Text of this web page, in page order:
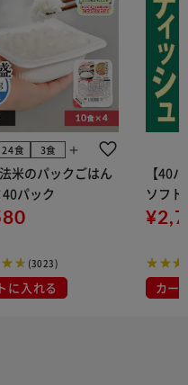
24食 3食 add
米のパックごはん
パック
(3023)
に入れる
【40
ソフ
組) 5
カー